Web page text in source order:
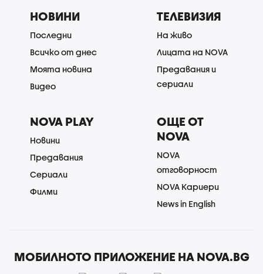
НОВИНИ
Последни
Всичко от днес
Моята новина
Видео
ТЕЛЕВИЗИЯ
На живо
Лицата на NOVA
Предавания и
сериали
NOVA PLAY
Новини
Предавания
Сериали
Филми
ОЩЕ ОТ
NOVA
NOVA
отговорност
NOVA Кариери
News in English
МОБИЛНОТО ПРИЛОЖЕНИЕ НА NOVA.BG